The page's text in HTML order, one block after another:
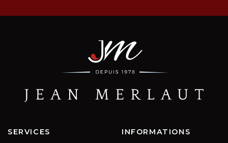
SERVICES INFORMATIONS